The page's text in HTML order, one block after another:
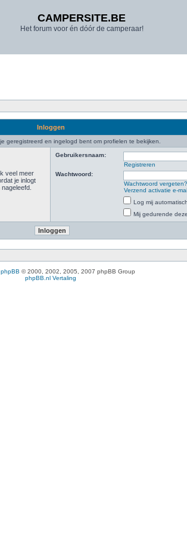
CAMPERSITE.BE
Het forum voor én dóór de camperaar!
Inloggen
geregistreerd en ingelogd bent om profielen te bekijken.
veel meer
je inlogt
Gebruikersnaam:
Registreren
Wachtwoord:
Wachtwoord vergeten?
Verzend activatie e-
Log mij
Mij gedurende
phpBB © 2000, 2002, 2005, 2007 phpBB Group
phpBB.nl Vertaling